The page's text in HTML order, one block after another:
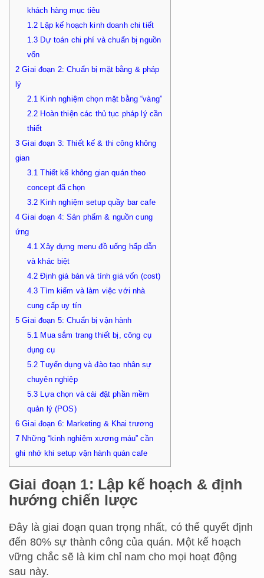
khách hàng mục tiêu
1.2 Lập kế hoạch kinh doanh chi tiết
1.3 Dự toán chi phí và chuẩn bị nguồn
vốn
2 Giai đoạn 2: Chuẩn bị mặt bằng & pháp
lý
2.1 Kinh nghiệm chọn mặt bằng “vàng”
2.2 Hoàn thiện các thủ tục pháp lý cần
thiết
3 Giai đoạn 3: Thiết kế & thi công không
gian
3.1 Thiết kế không gian quán theo
concept đã chọn
3.2 Kinh nghiệm setup quầy bar cafe
4 Giai đoạn 4: Sản phẩm & nguồn cung
ứng
4.1 Xây dựng menu đồ uống hấp dẫn
và khác biệt
4.2 Định giá bán và tính giá vốn (cost)
4.3 Tìm kiếm và làm việc với nhà
cung cấp uy tín
5 Giai đoạn 5: Chuẩn bị vận hành
5.1 Mua sắm trang thiết bị, công cụ
dụng cụ
5.2 Tuyển dụng và đào tạo nhân sự
chuyên nghiệp
5.3 Lựa chọn và cài đặt phần mềm
quản lý (POS)
6 Giai đoạn 6: Marketing & Khai trương
7 Những “kinh nghiệm xương máu” cần
ghi nhớ khi setup vận hành quán cafe
Giai đoạn 1: Lập kế hoạch & định
hướng chiến lược
Đây là giai đoạn quan trọng nhất, có thể quyết định
đến 80% sự thành công của quán. Một kế hoạch
vững chắc sẽ là kim chỉ nam cho mọi hoạt động
sau này.